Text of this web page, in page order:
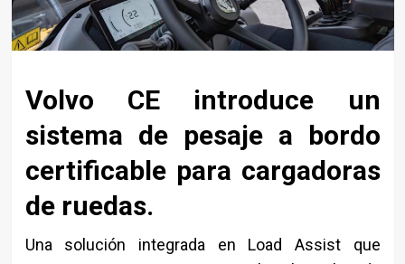
Volvo CE introduce un
sistema de pesaje a bordo
certificable para cargadoras
de ruedas.
Una solución integrada en Load Assist que